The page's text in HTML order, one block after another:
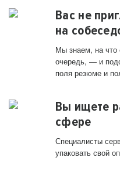
Вас не
на
Мы знаем, на что
очередь, — и
поля резюме и
Вы ищете
сфере
Специалисты
упаковать свой